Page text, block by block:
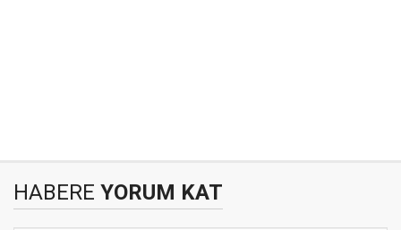
HABERE YORUM KAT